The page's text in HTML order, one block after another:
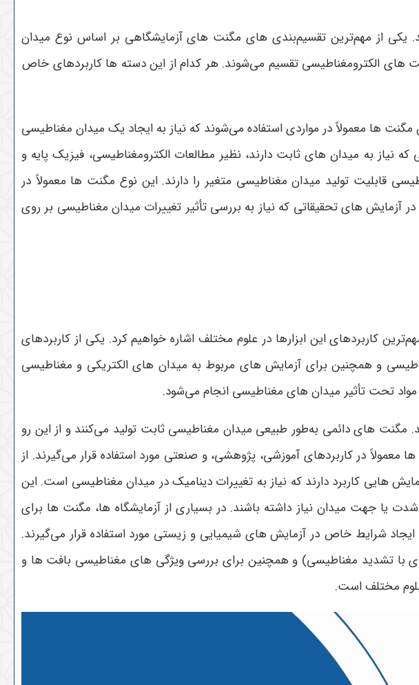
یکی از مهم‌ترین تقسیم‌بندی های مگنت های آزمایشگاهی بر اساس نوع میدان
الکترومغناطیسی تقسیم می‌شوند. هر کدام از این دسته ها کاربردهای خاص
ها معمولاً در مواردی استفاده می‌شوند که نیاز به ایجاد یک میدان مغناطیسی
نیاز به میدان های ثابت دارند، نظیر مطالعات الکترومغناطیسی، فیزیک پایه و
قابلیت تولید میدان مغناطیسی متغیر را دارند. این نوع مگنت ها معمولاً در
های تحقیقاتی که نیاز به بررسی تأثیر تغییرات میدان مغناطیسی بر روی
کاربردهای این ابزارها در علوم مختلف اشاره خواهیم کرد. یکی از کاربردهای
و همچنین برای آزمایش های مربوط به میدان های الکتریکی و مغناطیسی
تحت تأثیر میدان های مغناطیسی انجام می‌شود.
های دائمی به‌طور طبیعی میدان مغناطیسی ثابت تولید می‌کنند و از این رو
معمولاً در کاربردهای آموزشی، پژوهشی، و صنعتی مورد استفاده قرار می‌گیرند. از
هایی کاربرد دارند که نیاز به تغییرات دینامیک در میدان مغناطیسی است. این
یا جهت میدان نیاز داشته باشند. در بسیاری از آزمایشگاه ها، مگنت ها برای
شرایط خاص در آزمایش های شیمیایی و زیستی مورد استفاده قرار می‌گیرند.
با تشدید مغناطیسی) و همچنین برای بررسی ویژگی های مغناطیسی بافت ها و
مختلف است.